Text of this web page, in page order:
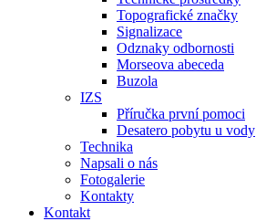
Topografické značky
Signalizace
Odznaky odbornosti
Morseova abeceda
Buzola
IZS
Příručka první pomoci
Desatero pobytu u vody
Technika
Napsali o nás
Fotogalerie
Kontakty
Kontakt